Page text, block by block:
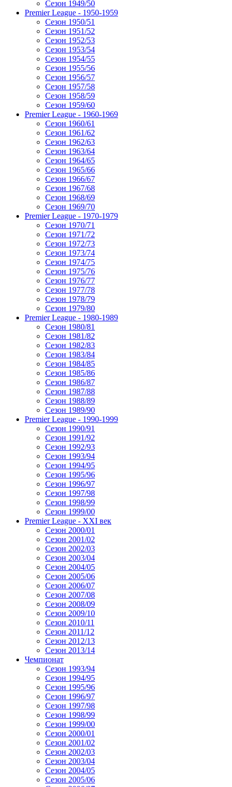
Сезон 1949/50
Premier League - 1950-1959
Сезон 1950/51
Сезон 1951/52
Сезон 1952/53
Сезон 1953/54
Сезон 1954/55
Сезон 1955/56
Сезон 1956/57
Сезон 1957/58
Сезон 1958/59
Сезон 1959/60
Premier League - 1960-1969
Сезон 1960/61
Сезон 1961/62
Сезон 1962/63
Сезон 1963/64
Сезон 1964/65
Сезон 1965/66
Сезон 1966/67
Сезон 1967/68
Сезон 1968/69
Сезон 1969/70
Premier League - 1970-1979
Сезон 1970/71
Сезон 1971/72
Сезон 1972/73
Сезон 1973/74
Сезон 1974/75
Сезон 1975/76
Сезон 1976/77
Сезон 1977/78
Сезон 1978/79
Сезон 1979/80
Premier League - 1980-1989
Сезон 1980/81
Сезон 1981/82
Сезон 1982/83
Сезон 1983/84
Сезон 1984/85
Сезон 1985/86
Сезон 1986/87
Сезон 1987/88
Сезон 1988/89
Сезон 1989/90
Premier League - 1990-1999
Сезон 1990/91
Сезон 1991/92
Сезон 1992/93
Сезон 1993/94
Сезон 1994/95
Сезон 1995/96
Сезон 1996/97
Сезон 1997/98
Сезон 1998/99
Сезон 1999/00
Premier League - XXI век
Сезон 2000/01
Сезон 2001/02
Сезон 2002/03
Сезон 2003/04
Сезон 2004/05
Сезон 2005/06
Сезон 2006/07
Сезон 2007/08
Сезон 2008/09
Сезон 2009/10
Сезон 2010/11
Сезон 2011/12
Сезон 2012/13
Сезон 2013/14
Чемпионат
Сезон 1993/94
Сезон 1994/95
Сезон 1995/96
Сезон 1996/97
Сезон 1997/98
Сезон 1998/99
Сезон 1999/00
Сезон 2000/01
Сезон 2001/02
Сезон 2002/03
Сезон 2003/04
Сезон 2004/05
Сезон 2005/06